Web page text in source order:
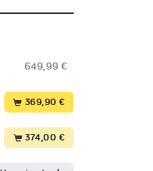
649,99 €
369,90 €
374,00 €